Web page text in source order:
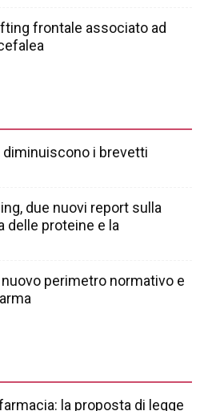
frontale associato ad
diminuiscono i brevetti
due nuovi report sulla
delle proteine e la
perimetro normativo e
la proposta di legge